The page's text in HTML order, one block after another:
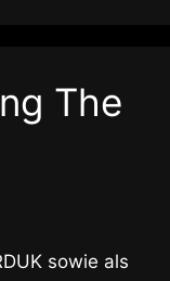
The
sowie als